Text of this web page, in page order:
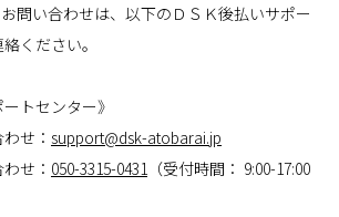
問い合わせは、以下のＤＳＫ後払いサポー
ください。
トセンター》
せ： support@dsk-atobarai.jp
せ： 050-3315-0431 （受付時間： 9:00-17:00